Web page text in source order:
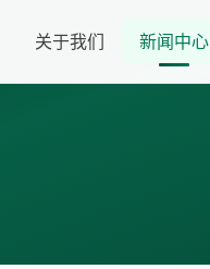
关于我们 新闻中心